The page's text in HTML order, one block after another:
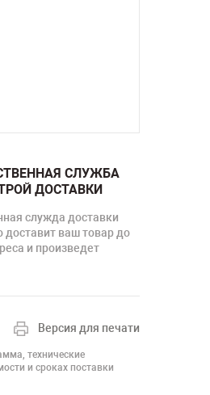
СЛУЖБА
ДОСТАВКИ
служда доставки
доставит ваш товар до
и произведет
Версия для печати
технические
и сроках поставки